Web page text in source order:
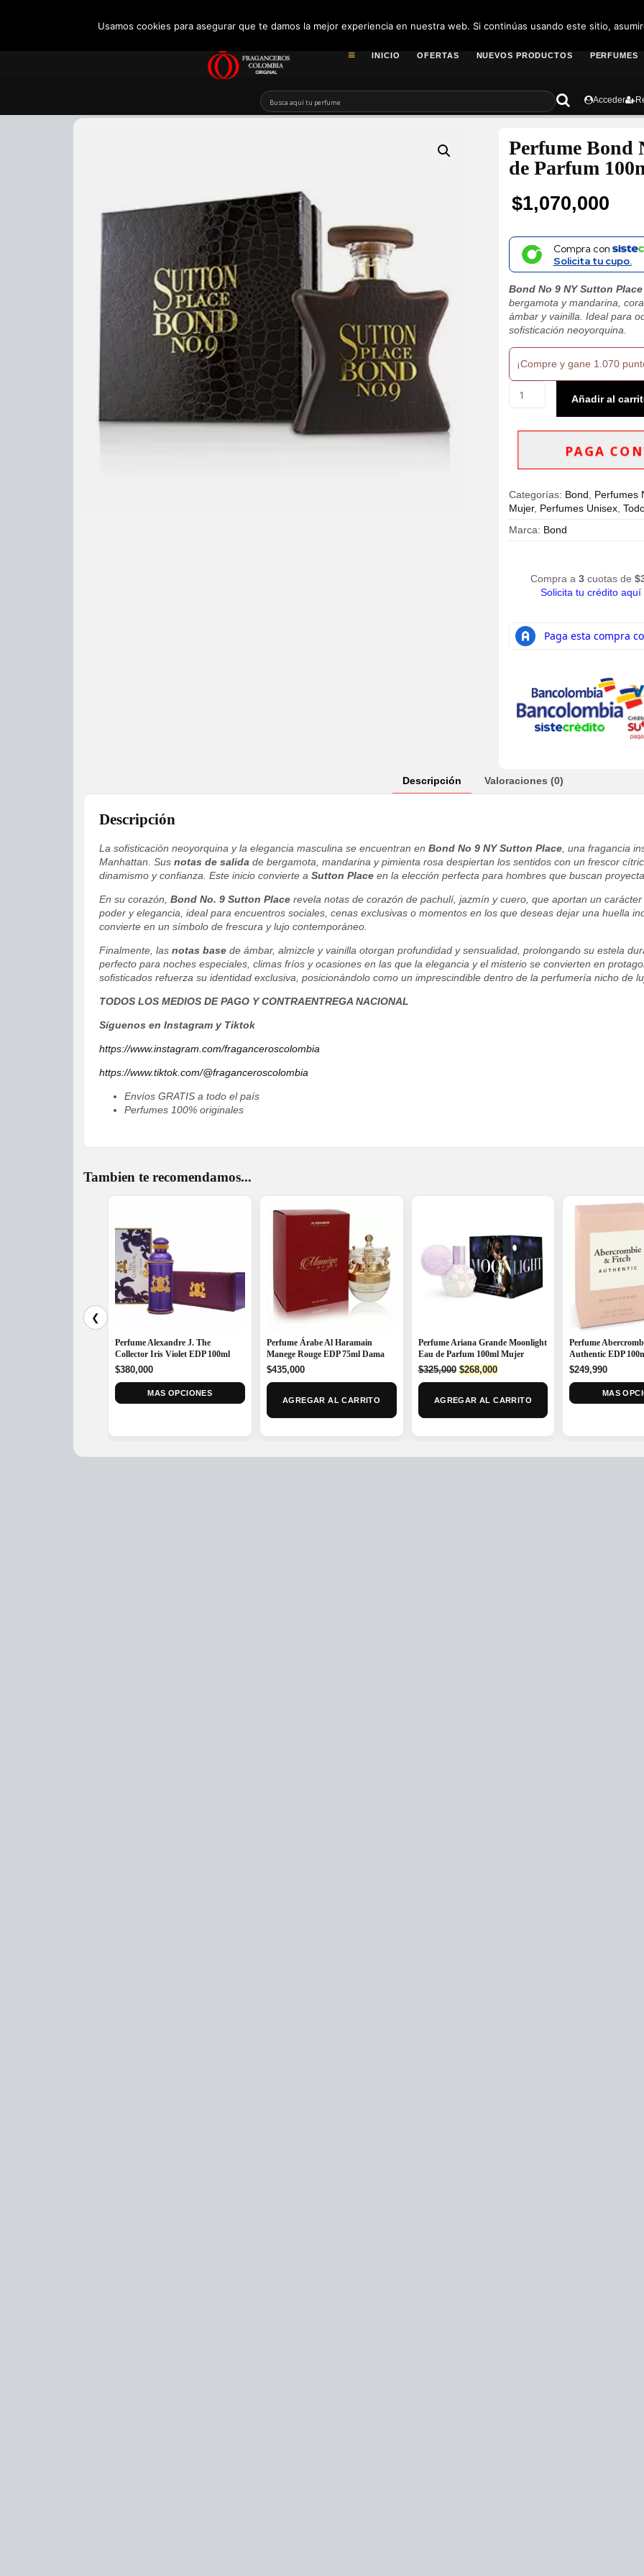
to
INICIO OFERTAS NUEVOS PRODUCTOS PERFUMES
Acceder
Perfume Bond
de Parfum
$1,070,000
Compra con
Solicita tu cupo.
Bond No 9 NY Sutton Place
bergamota y mandarina,
ámbar y vainilla. Ideal para
sofisticación neoyorquina.
¡Compre y gane 1.070
Bond
Place
de
Parfum
100ml
Unisex
Añadir al
PAGA
Categorías: Bond
Perfumes
Mujer, Perfumes Unisex ,
Marca: Bond
Compra a3 cuotas de$
Solicita tu crédito aquí
Descripción Valoraciones (0)
Descripción
La sofisticación neoyorquina y la elegancia masculina se encuentran en Bond No 9 NY Sutton Place , una fragancia
Manhattan. Sus notas de salida de bergamota, mandarina y pimienta rosa despiertan los sentidos con un frescor
dinamismo y confianza. Este inicio convierte a Sutton Place en la elección perfecta para hombres que buscan
En su corazón, Bond No. 9 Sutton Place revela notas de corazón de pachulí, jazmín y cuero, que aportan un
poder y elegancia, ideal para encuentros sociales, cenas exclusivas o momentos en los que deseas dejar una huella
convierte en un símbolo de frescura y lujo contemporáneo.
Finalmente, las notas base de ámbar, almizcle y vainilla otorgan profundidad y sensualidad, prolongando su estela
perfecto para noches especiales, climas fríos y ocasiones en las que la elegancia y el misterio se convierten en
sofisticados refuerza su identidad exclusiva, posicionándolo como un imprescindible dentro de la perfumería nicho de
TODOS LOS MEDIOS DE PAGO Y CONTRAENTREGA NACIONAL
Síguenos en Instagram y Tiktok
https://www.instagram.com/fraganceroscolombia
https://www.tiktok.com/@fraganceroscolombia
Envíos GRATIS a todo el país
Perfumes 100% originales
Tambien te recomendamos...
❮
Perfume Alexandre J. The
Collector Iris Violet EDP 100ml
$380,000
MAS OPCIONES
Perfume Árabe Al Haramain
Manege Rouge EDP 75ml Dama
$435,000
AGREGAR AL CARRITO
Perfume Ariana Grande Moonlight
Eau de Parfum 100ml Mujer
$325,000 Original
price
$268,000Current
price
AGREGAR AL CARRITO
Perfume
Authentic EDP
$249,990
MAS
Usamos cookies para asegurar que te damos la mejor experiencia en nuestra web. Si continúas usando este sitio,